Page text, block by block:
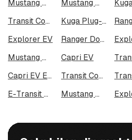
Mustang Mach-E Mustang Mach-E Long Range AWD
Transit Connect
Kuga Plug-In Hybrid
Explorer EV
Ranger Dobbelcab
Mustang Mach-E Long Range
Capri EV
Capri EV Extended Range AWD
Transit Connect 240 LWB
E-Transit Custom 320
Mustang Mach-E Standard Range